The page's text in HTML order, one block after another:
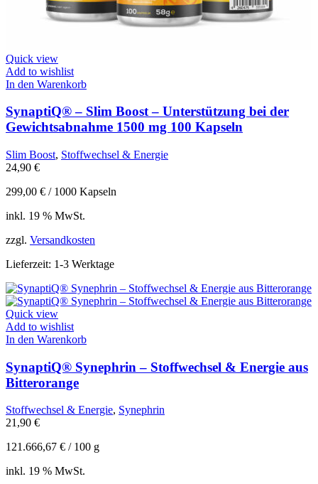
Quick view
Add to wishlist
In den Warenkorb
SynaptiQ® – Slim Boost – Unterstützung bei der
Gewichtsabnahme 1500 mg 100 Kapseln
Slim Boost, Stoffwechsel & Energie
24,90 €
299,00 € / 1000 Kapseln
inkl. 19 % MwSt.
zzgl. Versandkosten
Lieferzeit: 1-3 Werktage
Quick view
Add to wishlist
In den Warenkorb
SynaptiQ® Synephrin – Stoffwechsel & Energie aus
Bitterorange
Stoffwechsel & Energie, Synephrin
21,90 €
121.666,67 € / 100 g
inkl. 19 % MwSt.